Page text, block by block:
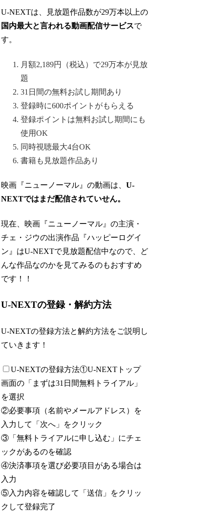
U-NEXTは、見放題作品数が29万本以上の
国内最大と言われる動画配信サービスで
す。
月額2,189円（税込）で29万本が見放
題
31日間の無料お試し期間あり
登録時に600ポイントがもらえる
登録ポイントは無料お試し期間にも
使用OK
同時視聴最大4台OK
書籍も見放題作品あり
映画『ニューノーマル』の動画は、U-
NEXTではまだ配信されていせん。
現在、映画『ニューノーマル』の主演・
チェ・ジウの出演作品『ハッピーログイ
ン』はU-NEXTで見放題配信中なので、ど
んな作品なのかを見てみるのもおすすめ
です！！
U-NEXTの登録・解約方法
U-NEXTの登録方法と解約方法をご説明し
ていきます！
U-NEXTの登録方法①U-NEXTトップ
画面の「まずは31日間無料トライアル」
を選択
②必要事項（名前やメールアドレス）を
入力して「次へ」をクリック
③「無料トライアルに申し込む」にチェ
ックがあるのを確認
④決済事項を選び必要項目がある場合は
入力
⑤入力内容を確認して「送信」をクリッ
クして登録完了